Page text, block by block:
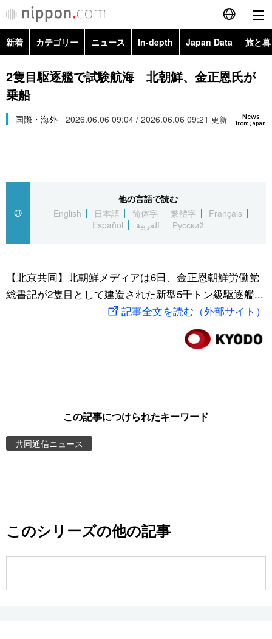
English
简体字
Русский
カテゴリー
経済・ビジネス
国際
文化
トップ
アーカイブ
In-depth
Japan Data
動画/Live
お知らせ
新着 カテゴリー ニュース In-depth Japan Data 旅と
政治・外交
経済・ビジネス
スポーツ・東京2020
Topics
2隻目駆逐艦で試験航海 北朝鮮、金正恩氏が
乗船
News
from Japan
国際・海外 2026.06.06 09:04 / 2026.06.06 09:21 更新
他の言語で読む
English
日本語 简体字 繁體字
Français
Español
العربية Русский
【北京共同】北朝鮮メディアは6日、金正恩朝鮮労働党
総書記が2隻目として建造された新型5千トン級駆逐艦...
記事全文を読む（外部サイト）
この記事につけられたキーワード
共同通信ニュース
このシリーズの他の記事